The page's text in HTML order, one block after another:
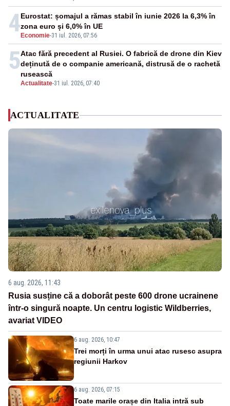
4 Economie-31 iul. 2026, 07:56
Eurostat: șomajul a rămas stabil în iunie 2026 la 6,3% în
zona euro și 6,0% în UE
5
Actualitate-31 iul. 2026, 07:40
Atac fără precedent al Rusiei. O fabrică de drone din Kiev
deținută de o companie americană, distrusă de o rachetă
rusească
ACTUALITATE
6 aug. 2026, 11:43
Rusia susține că a doborât peste 600 drone ucrainene
într-o singură noapte. Un centru logistic Wildberries,
avariat VIDEO
6 aug. 2026, 10:47
Trei morți în urma unui atac rusesc asupra
regiunii Harkov
6 aug. 2026, 07:15
Toate marile orașe din Italia intră sub